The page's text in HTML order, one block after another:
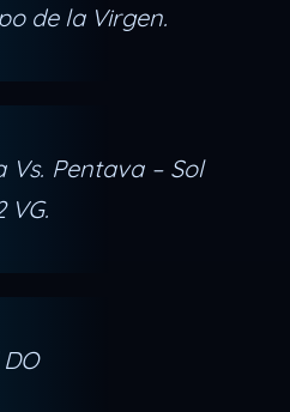
de la Virgen.
Vs. Pentava – Sol
VG.